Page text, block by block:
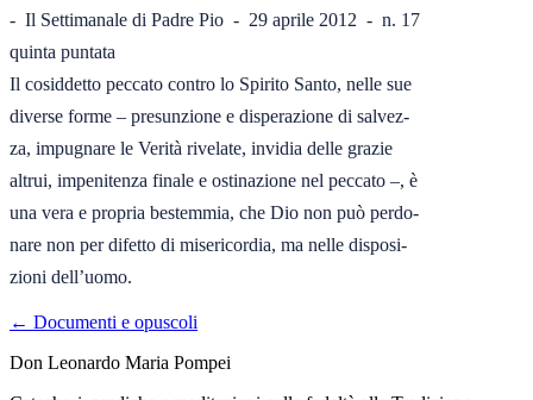
-  Il Settimanale di Padre Pio  -  29 aprile 2012  -  n. 17
quinta puntata
Il cosiddetto peccato contro lo Spirito Santo, nelle sue
diverse forme – presunzione e disperazione di salvez-
za, impugnare le Verità rivelate, invidia delle grazie
altrui, impenitenza finale e ostinazione nel peccato –, è
una vera e propria bestemmia, che Dio non può perdo-
nare non per difetto di misericordia, ma nelle disposi-
zioni dell’uomo.
← Documenti e opuscoli
Don Leonardo Maria Pompei